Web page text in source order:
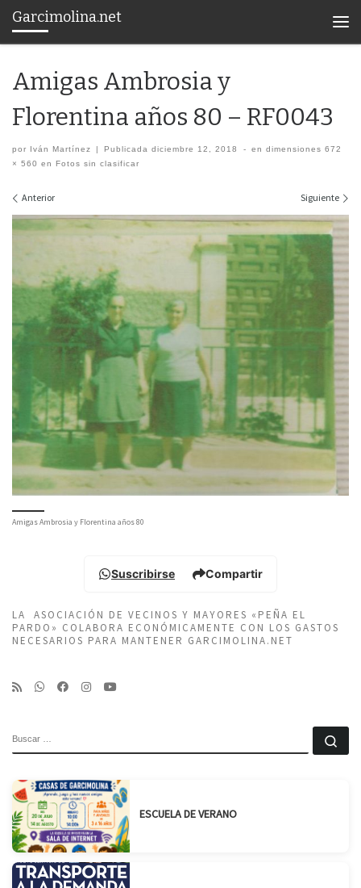
Saltar al contenido
Garcimolina.net
Amigas Ambrosia y
Florentina años 80 – RF0043
por Iván Martínez | Publicadadiciembre 12, 2018 - en dimensiones 672
× 560 en Fotos sin clasificar
Navegación de imágenes
Anterior Siguiente
Amigas Ambrosia y Florentina años 80
Suscribirse Compartir
LA ASOCIACIÓN DE VECINOS Y MAYORES «PEÑA EL
PARDO» COLABORA ECONÓMICAMENTE CON LOS GASTOS
NECESARIOS PARA MANTENER GARCIMOLINA.NET
ESCUELA DE VERANO